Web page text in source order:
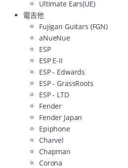
Ultimate Ears(UE)
電吉他
Fujigan Guitars (FGN)
aNueNue
ESP
ESP E-II
ESP - Edwards
ESP - GrassRoots
ESP - LTD
Fender
Fender Japan
Epiphone
Charvel
Chapman
Corona